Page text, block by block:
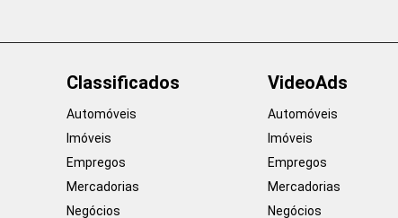
Classificados
Automóveis
Imóveis
Empregos
Mercadorias
Negócios
VideoAds
Automóveis
Imóveis
Empregos
Mercadorias
Negócios